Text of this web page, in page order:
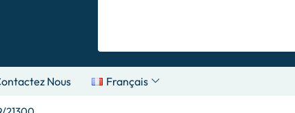
Nous Français